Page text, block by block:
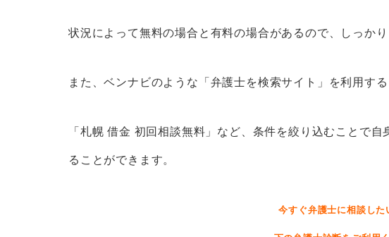
法テラス札幌
札幌で離婚問題の無料相談ができる弁護士
札幌で債務整理の無料相談ができる弁護士
札幌で債権回収の無料相談ができる弁護士
札幌で労働問題の無料相談ができる弁護士
状況によって無料の場合と有料の場合があるので、しっかり
また、ベンナビのような「弁護士を検索サイト」を利用する
「札幌 借金 初回相談無料」など、条件を絞り込むことで
ることができます。
今すぐ弁護士に相談した